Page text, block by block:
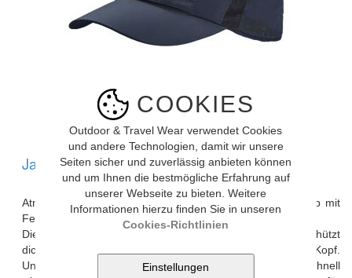
COOKIES
Outdoor & Travel Wear verwendet Cookies
und andere Technologien, damit wir unsere
Seiten sicher und zuverlässig anbieten können
und um Ihnen die bestmögliche Erfahrung auf
unserer Webseite zu bieten. Weitere
Informationen hierzu finden Sie in unseren
Cookies-Richtlinien
Bild vergrössern
Jack Wolfskin VENT CAP (night blue)
Atmungsaktive, geruchshemmende, gut belüftete Basecap mit
Feuchtigkeitsmanagement und Frischefunktion
Die Mütze VENT CAP aus teilweise recyceltem Material schützt
dich vor Sonne und sorgt gelichzeitig für einen kühlen Kopf.
Unser TEXADRI nimmt den Schweiß auf, trocknet schnell